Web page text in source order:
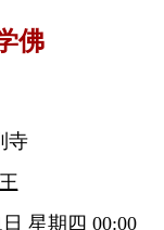
佛
寺
星期四 00:00